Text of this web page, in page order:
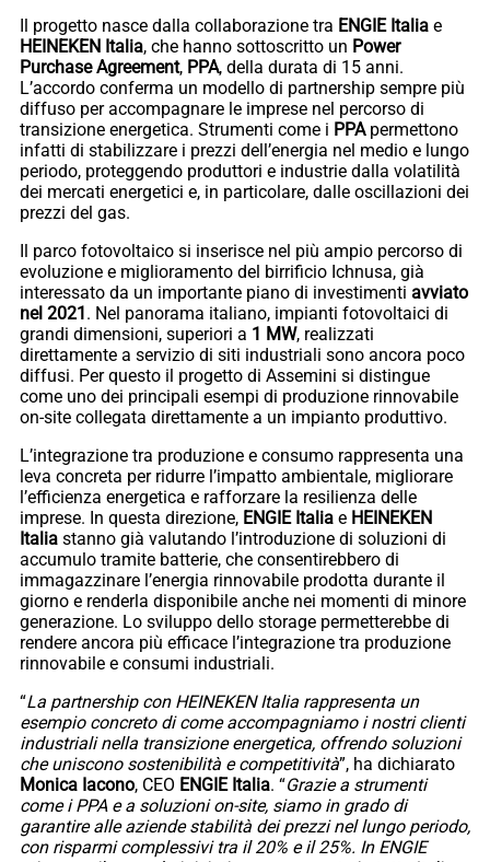
Il progetto nasce dalla collaborazione tra ENGIE Italia e
HEINEKEN Italia, che hanno sottoscritto un Power
Purchase Agreement, PPA, della durata di 15 anni.
L’accordo conferma un modello di partnership sempre più
diffuso per accompagnare le imprese nel percorso di
transizione energetica. Strumenti come i PPApermettono
infatti di stabilizzare i prezzi dell’energia nel medio e lungo
periodo, proteggendo produttori e industrie dalla volatilità
dei mercati energetici e, in particolare, dalle oscillazioni dei
prezzi del gas.
Il parco fotovoltaico si inserisce nel più ampio percorso di
evoluzione e miglioramento del birrificio Ichnusa, già
interessato da un importante piano di investimenti avviato
nel 2021 . Nel panorama italiano, impianti fotovoltaici di
grandi dimensioni, superiori a 1 MW, realizzati
direttamente a servizio di siti industriali sono ancora poco
diffusi. Per questo il progetto di Assemini si distingue
come uno dei principali esempi di produzione rinnovabile
on-site collegata direttamente a un impianto produttivo.
L’integrazione tra produzione e consumo rappresenta una
leva concreta per ridurre l’impatto ambientale, migliorare
l’efficienza energetica e rafforzare la resilienza delle
imprese. In questa direzione, ENGIE Italia e HEINEKEN
Italia stanno già valutando l’introduzione di soluzioni di
accumulo tramite batterie, che consentirebbero di
immagazzinare l’energia rinnovabile prodotta durante il
giorno e renderla disponibile anche nei momenti di minore
generazione. Lo sviluppo dello storage permetterebbe di
rendere ancora più efficace l’integrazione tra produzione
rinnovabile e consumi industriali.
“La partnership con HEINEKEN Italia rappresenta un
esempio concreto di come accompagniamo i nostri clienti
industriali nella transizione energetica, offrendo soluzioni
che uniscono sostenibilità e competitività”, ha dichiarato
Monica Iacono, CEO ENGIE Italia. “Grazie a strumenti
come i PPA e a soluzioni on-site, siamo in grado di
garantire alle aziende stabilità dei prezzi nel lungo periodo,
con risparmi complessivi tra il 20% e il 25%. In ENGIE